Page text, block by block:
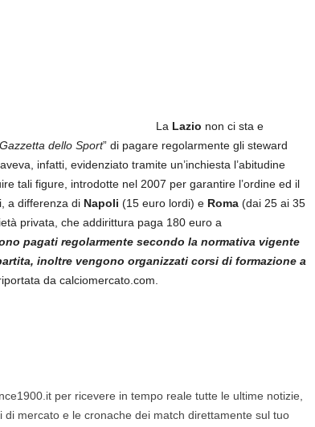
La Lazio non ci sta e
dello Sport” di pagare regolarmente gli steward
infatti, evidenziato tramite un’inchiesta l’abitudine
tali figure, introdotte nel 2007 per garantire l’ordine ed il
a differenza di Napoli (15 euro lordi) e Roma(dai 25 ai 35
privata, che addirittura paga 180 euro a
pagati regolarmente secondo la normativa vigente
inoltre vengono organizzati corsi di formazione a
da calciomercato.com.
per ricevere in tempo reale tutte le ultime notizie,
mercato e le cronache dei match direttamente sul tuo